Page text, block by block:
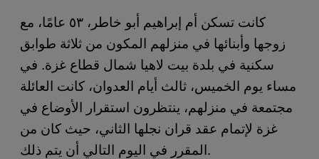
كانت تسكن أم إبراهيم أبو خاطر، ٥٣ عامًا، مع
زوجها وأبنائها في منزلهم المكون من ثلاثة طوابق
سكنية في بلدة بيت لاهيا شمال قطاع غزة. في
مساء يوم الخميس، ثالث أيام العدوان، كانت العائلة
مجتمعة في منزلهم، ينتظرون استقرار الأوضاع في
غزة لإتمام عقد قران نجلها الثاني، حيث كان من
المقرر في اليوم التالي أن يتم ذلك.